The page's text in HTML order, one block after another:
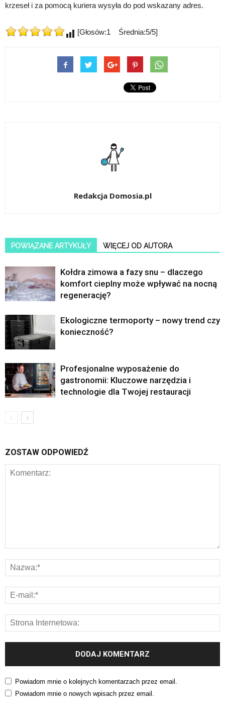
krzeseł i za pomocą kuriera wysyła do pod wskazany adres.
[Głosów:1 Średnia:5/5]
Redakcja Domosia.pl
POWIĄZANE ARTYKUŁY WIĘCEJ OD AUTORA
Kołdra zimowa a fazy snu – dlaczego
komfort cieplny może wpływać na nocną
regenerację?
Ekologiczne termoporty – nowy trend czy
konieczność?
Profesjonalne wyposażenie do
gastronomii: Kluczowe narzędzia i
technologie dla Twojej restauracji
ZOSTAW ODPOWIEDŹ
Powiadom mnie o kolejnych komentarzach przez email.
Powiadom mnie o nowych wpisach przez email.